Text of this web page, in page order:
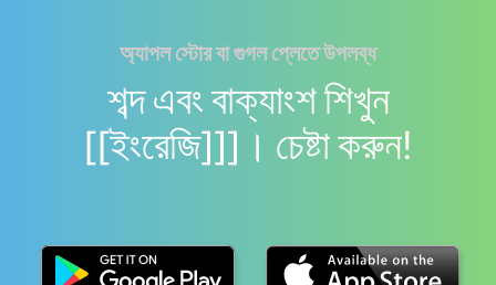
অ্যাপল স্টোর বা গুগল প্লেতে উপলব্ধ
শব্দ এবং বাক্যাংশ শিখুন
[[ইংরেজি]]]। চেষ্টা করুন!